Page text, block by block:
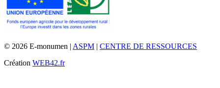
© 2026 E-monumen | ASPM | CENTRE DE RESSOURCES
Création WEB42.fr